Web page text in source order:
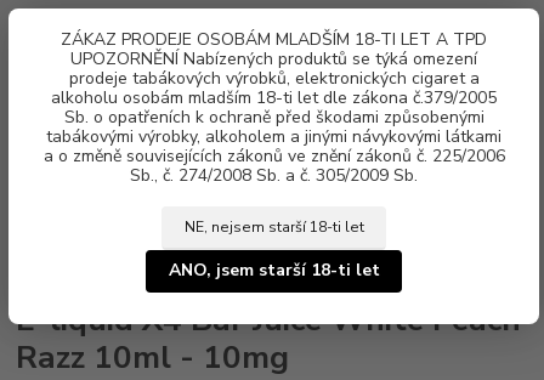
ZÁKAZ PRODEJE OSOBÁM MLADŠÍM 18-TI LET A TPD
UPOZORNĚNÍ Nabízených produktů se týká omezení
prodeje tabákových výrobků, elektronických cigaret a
alkoholu osobám mladším 18-ti let dle zákona č.379/2005
Sb. o opatřeních k ochraně před škodami způsobenými
tabákovými výrobky, alkoholem a jinými návykovými látkami
a o změně souvisejících zákonů ve znění zákonů č. 225/2006
Sb., č. 274/2008 Sb. a č. 305/2009 Sb.
NE, nejsem starší 18-ti let
ANO, jsem starší 18-ti let
Menu
za0 Kč
Juice White Peach Razz 10ml - 10mg
E-liquid X4 Bar Juice White Peach
Razz 10ml - 10mg